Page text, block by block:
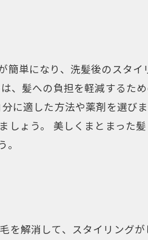
簡単になり、洗髪後のスタイ
、髪への負担を軽減するた
に適した方法や薬剤を選び
しょう。 美しくまとまった髪
を解消して、スタイリングが